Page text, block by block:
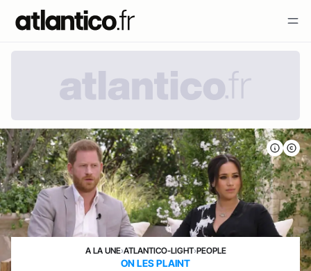
A LA UNE›ATLANTICO-LIGHT›PEOPLE
ON LES PLAINT